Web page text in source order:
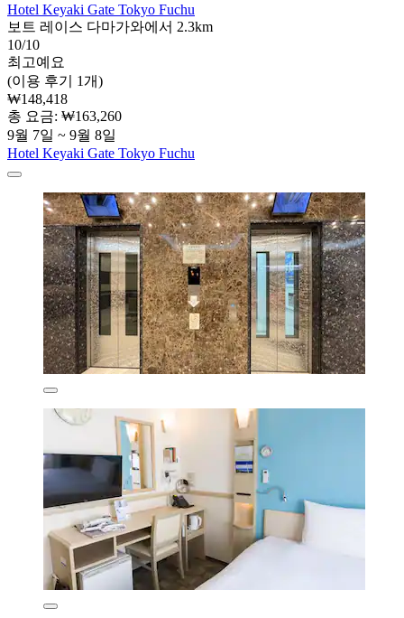
Hotel Keyaki Gate Tokyo Fuchu
보트 레이스 다마가와에서 2.3km
10/10
최고예요
(이용 후기 1개)
₩148,418
총 요금: ₩163,260
9월 7일 ~ 9월 8일
Hotel Keyaki Gate Tokyo Fuchu